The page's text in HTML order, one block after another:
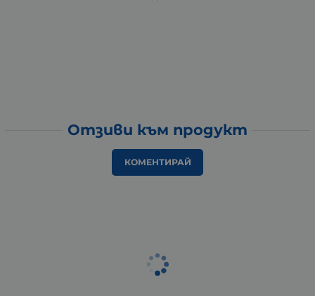
Отзиви към продукт
КОМЕНТИРАЙ